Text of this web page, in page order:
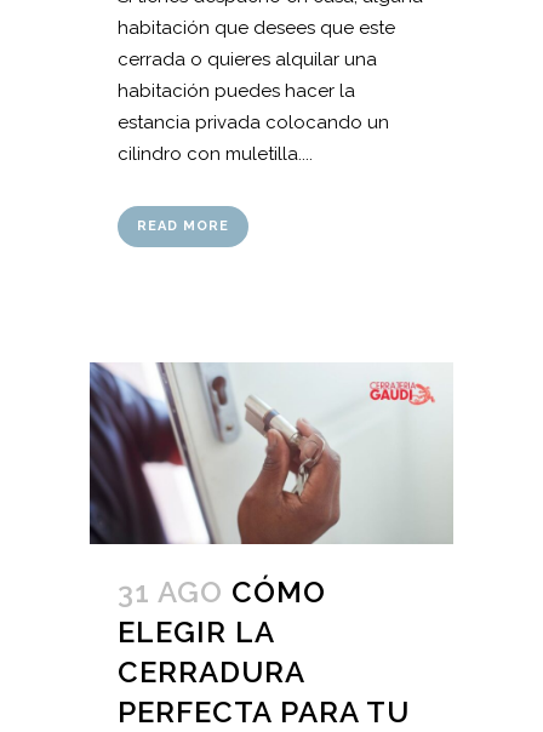
habitación que desees que este
cerrada o quieres alquilar una
habitación puedes hacer la
estancia privada colocando un
cilindro con muletilla....
READ MORE
31 AGO CÓMO
ELEGIR LA
CERRADURA
PERFECTA PARA TU